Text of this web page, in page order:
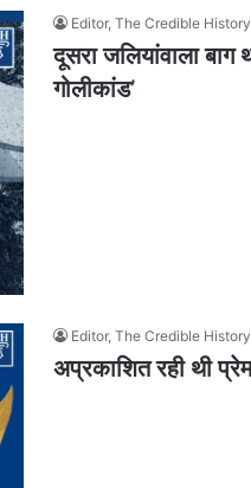
Editor, The Credible History
दूसरा जलियांवाला बाग
गोलीकांड’
Editor, The Credible History
अप्रकाशित रही थी